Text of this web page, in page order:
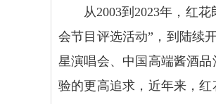
从2003到2023年，红
会节目评选活动”，到陆续
星演唱会、中国高端酱酒
验的更高追求，近年来，